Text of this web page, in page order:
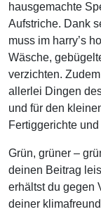
hausgemachte
Aufstriche. Dank
muss im harry’s
Wäsche,
verzichten.
allerlei Dingen
und für den
Fertiggerichte
Grün, grüner –
deinen Beitrag
erhältst du gegen
deiner